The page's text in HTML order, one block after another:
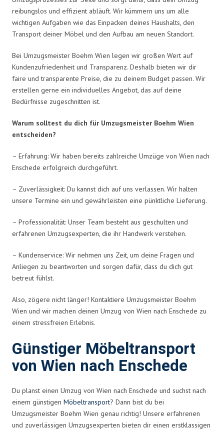
reibungslos und effizient abläuft. Wir kümmern uns um alle
wichtigen Aufgaben wie das Einpacken deines Haushalts, den
Transport deiner Möbel und den Aufbau am neuen Standort.
Bei Umzugsmeister Boehm Wien legen wir großen Wert auf
Kundenzufriedenheit und Transparenz. Deshalb bieten wir dir
faire und transparente Preise, die zu deinem Budget passen. Wir
erstellen gerne ein individuelles Angebot, das auf deine
Bedürfnisse zugeschnitten ist.
Warum solltest du dich für Umzugsmeister Boehm Wien
entscheiden?
– Erfahrung: Wir haben bereits zahlreiche Umzüge von Wien nach
Enschede erfolgreich durchgeführt.
– Zuverlässigkeit: Du kannst dich auf uns verlassen. Wir halten
unsere Termine ein und gewährleisten eine pünktliche Lieferung.
– Professionalität: Unser Team besteht aus geschulten und
erfahrenen Umzugsexperten, die ihr Handwerk verstehen.
– Kundenservice: Wir nehmen uns Zeit, um deine Fragen und
Anliegen zu beantworten und sorgen dafür, dass du dich gut
betreut fühlst.
Also, zögere nicht länger! Kontaktiere Umzugsmeister Boehm
Wien und wir machen deinen Umzug von Wien nach Enschede zu
einem stressfreien Erlebnis.
Günstiger Möbeltransport
von Wien nach Enschede
Du planst einen Umzug von Wien nach Enschede und suchst nach
einem günstigen Möbeltransport? Dann bist du bei
Umzugsmeister Boehm Wien genau richtig! Unsere erfahrenen
und zuverlässigen Umzugsexperten bieten dir einen erstklassigen